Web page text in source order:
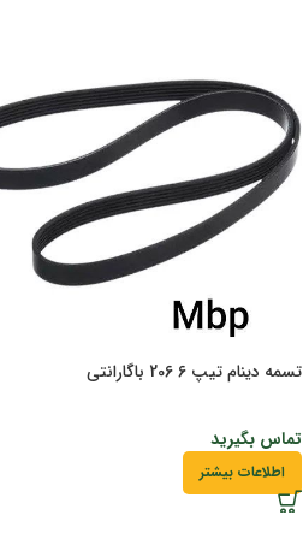
تسمه دینام تیپ 6 206 باگارانتی
تماس بگیرید
اطلاعات بیشتر